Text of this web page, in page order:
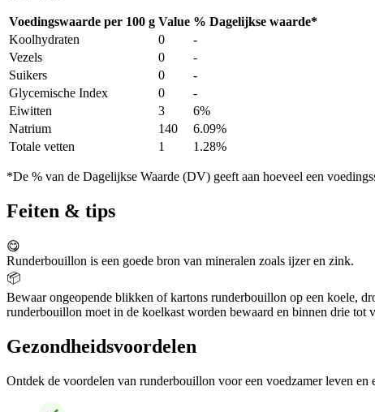
Voedingswaarde per 100 g Value % Dagelijkse waarde*
Koolhydraten
0
-
Vezels
0
-
Suikers
0
-
Glycemische Index
0
-
Eiwitten
3
6%
Natrium
140
6.09%
Totale vetten
1 1.28%
*De % van de Dagelijkse Waarde (DV) geeft aan hoeveel een
Feiten & tips
😋
Runderbouillon is een goede bron van mineralen zoals ijzer en zink.
📦
Bewaar ongeopende blikken of kartons runderbouillon op een koele,
runderbouillon moet in de koelkast worden bewaard en binnen drie
Gezondheidsvoordelen
Ontdek de voordelen van runderbouillon voor een voedzamer leven en